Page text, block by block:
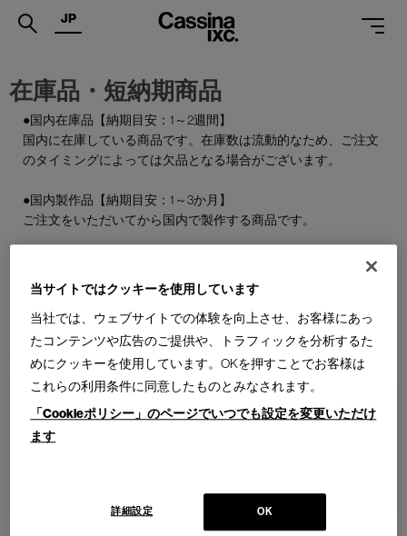
.
SERVICES
MAGAZINE
SHOPS
PROFESSIONAL
ONLINE STORE お問合せ
JP
在庫品・短納期商品
●国内在庫品【納期目安：1～2週間】
国内に在庫している商品です。在庫数は流動的なため、ご注文
のタイミングによっては欠品となる場合がございます。
●国内製作品【納期目安：1～3か月】
ご注文をいただいてから国内で製作する商品です。
通常はお届けまで約6か月を要する輸入商品の一部を、期間限
定で国内在庫としてご用意しております。数量限定のため、な
くなり次第終了となります。
件あります
当サイトではクッキーを使用しています
当社では、ウェブサイトでの体験を向上させ、お客様にあっ
たコンテンツや広告のご提供や、トラフィックを分析するた
めにクッキーを使用しています。OKを押すことでお客様は
これらの利用条件に同意したものとみなされます。
「Cookieポリシー」のページでいつでも設定を変更いただけ
ます
OK
詳細設定